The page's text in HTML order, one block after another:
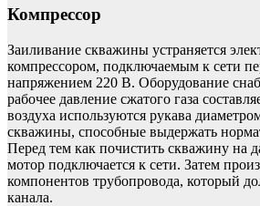
Компрессор
Заиливание скважины устраняется
компрессором, подключаемым к сети
напряжением 220 В. Оборудование
рабочее давление сжатого газа
воздуха используются рукава
скважины, способные выдержать
Перед тем как почистить скважину на
мотор подключается к сети. Затем
компонентов трубопровода, который
канала.